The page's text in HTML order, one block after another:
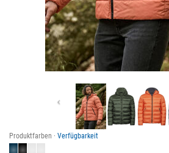
Previous
Produktfarben · Verfügbarkeit